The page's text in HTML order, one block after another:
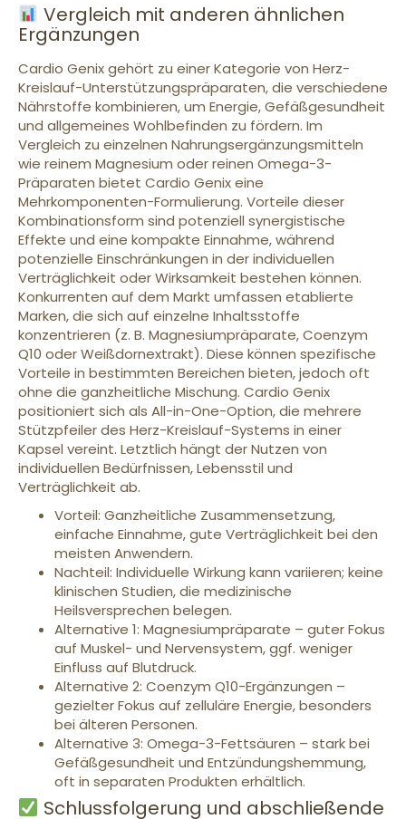
Vergleich mit anderen ähnlichen
Ergänzungen
Cardio Genix gehört zu einer Kategorie von Herz-
Kreislauf-Unterstützungspräparaten, die verschiedene
Nährstoffe kombinieren, um Energie, Gefäßgesundheit
und allgemeines Wohlbefinden zu fördern. Im
Vergleich zu einzelnen Nahrungsergänzungsmitteln
wie reinem Magnesium oder reinen Omega-3-
Präparaten bietet Cardio Genix eine
Mehrkomponenten-Formulierung. Vorteile dieser
Kombinationsform sind potenziell synergistische
Effekte und eine kompakte Einnahme, während
potenzielle Einschränkungen in der individuellen
Verträglichkeit oder Wirksamkeit bestehen können.
Konkurrenten auf dem Markt umfassen etablierte
Marken, die sich auf einzelne Inhaltsstoffe
konzentrieren (z. B. Magnesiumpräparate, Coenzym
Q10 oder Weißdornextrakt). Diese können spezifische
Vorteile in bestimmten Bereichen bieten, jedoch oft
ohne die ganzheitliche Mischung. Cardio Genix
positioniert sich als All-in-One-Option, die mehrere
Stützpfeiler des Herz-Kreislauf-Systems in einer
Kapsel vereint. Letztlich hängt der Nutzen von
individuellen Bedürfnissen, Lebensstil und
Verträglichkeit ab.
Vorteil: Ganzheitliche Zusammensetzung,
einfache Einnahme, gute Verträglichkeit bei den
meisten Anwendern.
Nachteil: Individuelle Wirkung kann variieren; keine
klinischen Studien, die medizinische
Heilsversprechen belegen.
Alternative 1: Magnesiumpräparate – guter Fokus
auf Muskel- und Nervensystem, ggf. weniger
Einfluss auf Blutdruck.
Alternative 2: Coenzym Q10-Ergänzungen –
gezielter Fokus auf zelluläre Energie, besonders
bei älteren Personen.
Alternative 3: Omega-3-Fettsäuren – stark bei
Gefäßgesundheit und Entzündungshemmung,
oft in separaten Produkten erhältlich.
Schlussfolgerung und abschließende